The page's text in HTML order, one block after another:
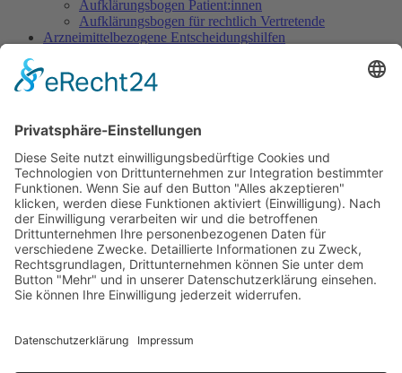
Aufklärungsbogen Patient:innen
Aufklärungsbogen für rechtlich Vertretende
Arzneimittelbezogene Entscheidungshilfen
Warnliste
Dokumentation
Indikation Existenzielles Leiden
Wunsch nach Sedierung, um das eigene Leben zu
beenden
Sedierung im Rahmen des Beendens künstlicher
Beatmung
Sedierung im SAPV-Kontext
Verringern der Tiefe einer begonnenen Sedierung
Sedierung zur Leidenslinderung vs. zur Abwendung
von Selbst- oder Fremdgefährdung
Informationen für Patientinnen/Patienten und Angehörige
Informationsbroschüre für Patient:innen/Angehörige
Erläuterung für Patient:innen/Angehörige